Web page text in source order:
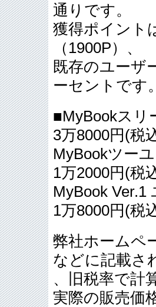
通りです。
獲得ポイント
（1900P）、
既存のユーザ
ーセントです
■MyBookスリ
3万8000円(税
MyBookツー
1万2000円(税
MyBook Ver.1
1万8000円(税
弊社ホームペ
などに記載さ
、旧税率で計
実際の販売価